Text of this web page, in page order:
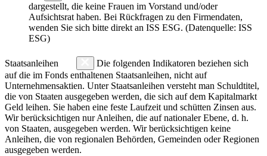
dargestellt, die keine Frauen im Vorstand und/oder
Aufsichtsrat haben. Bei Rückfragen zu den Firmendaten,
wenden Sie sich bitte direkt an ISS ESG. (Datenquelle: ISS
ESG)
Staatsanleihen
Die folgenden Indikatoren beziehen sich
auf die im Fonds enthaltenen Staatsanleihen, nicht auf
Unternehmensaktien. Unter Staatsanleihen versteht man Schuldtitel,
die von Staaten ausgegeben werden, die sich auf dem Kapitalmarkt
Geld leihen. Sie haben eine feste Laufzeit und schütten Zinsen aus.
Wir berücksichtigen nur Anleihen, die auf nationaler Ebene, d. h.
von Staaten, ausgegeben werden. Wir berücksichtigen keine
Anleihen, die von regionalen Behörden, Gemeinden oder Regionen
ausgegeben werden.